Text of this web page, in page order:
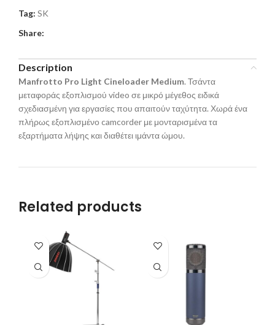
Tag: SK
Share:
Description
Manfrotto Pro Light Cineloader Medium. Τσάντα
μεταφοράς εξοπλισμού video σε μικρό μέγεθος ειδικά
σχεδιασμένη για εργασίες που απαιτούν ταχύτητα. Χωρά ένα
πλήρως εξοπλισμένο camcorder με μονταρισμένα τα
εξαρτήματα λήψης και διαθέτει ιμάντα ώμου.
Related products